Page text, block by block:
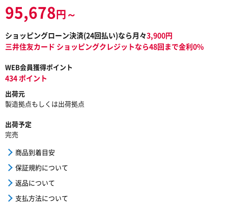
95,678円～
ショッピングローン決済(24回払い)なら月々3,900円
三井住友カード ショッピングクレジットなら48回まで金利0%
WEB会員獲得ポイント
434 ポイント
出荷元
製造拠点もしくは出荷拠点
出荷予定
完売
商品到着目安
保証規約について
返品について
支払方法について